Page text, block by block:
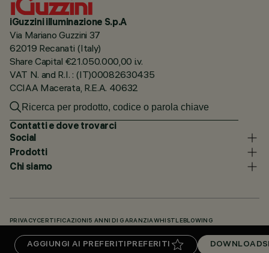
AGGIUNGI AI PREFERITI PREFERITI DOWNLOADS
iGuzzini illuminazione S.p.A
Via Mariano Guzzini 37
62019 Recanati (Italy)
Share Capital €21.050.000,00 i.v.
VAT N. and R.I. : (IT)00082630435
CCIAA Macerata, R.E.A. 40632
Contatti e dove trovarci
Social
Prodotti
Chi siamo
PRIVACY CERTIFICAZIONI 5 ANNI DI GARANZIAWHISTLEBLOWING
KNOWLEDGE BASE (LOGIN NECESSARIO)DOWNLOADS